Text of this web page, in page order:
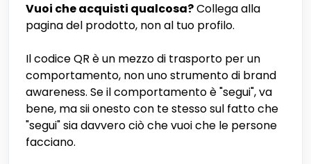
Vuoi che acquisti qualcosa?Collega alla
pagina del prodotto, non al tuo profilo.
Il codice QR è un mezzo di trasporto per un
comportamento, non uno strumento di brand
awareness. Se il comportamento è "segui", va
bene, ma sii onesto con te stesso sul fatto che
"segui" sia davvero ciò che vuoi che le persone
facciano.